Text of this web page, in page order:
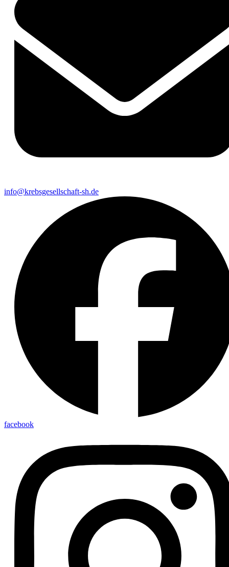
info@krebsgesellschaft-sh.de
facebook